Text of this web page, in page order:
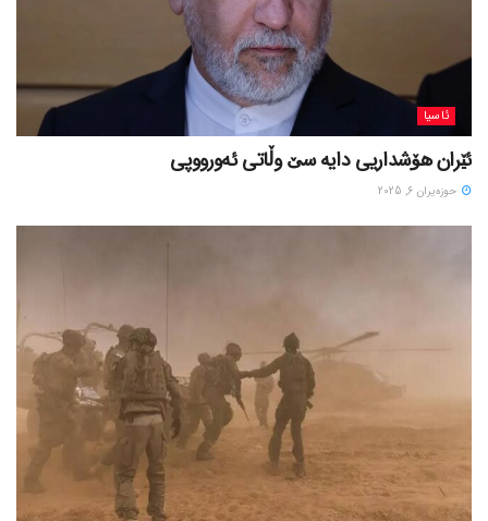
ئاسیا
ئێران هۆشداریی دایە سێ وڵاتی ئەورووپی
حوزه‌یران 6, 2025